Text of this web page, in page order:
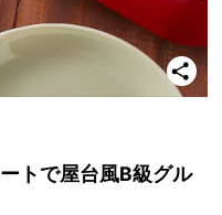
トで屋台風B級グル